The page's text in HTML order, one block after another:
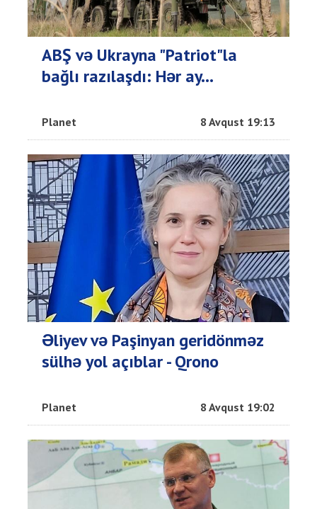
ABŞ və Ukrayna "Patriot"la
bağlı razılaşdı: Hər ay...
Planet 8 Avqust 19:13
Əliyev və Paşinyan geridönməz
sülhə yol açıblar - Qrono
Planet 8 Avqust 19:02